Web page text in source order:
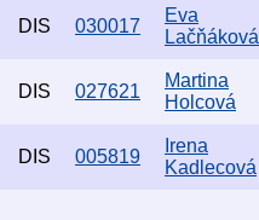
DIS 030017
Eva
Lačňáková
DIS 027621
Martina
Holcová
DIS 005819
Irena
Kadlecová